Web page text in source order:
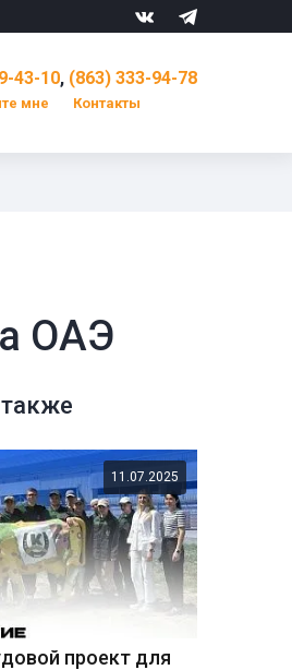
43-10, (863) 333-94-78
мне Контакты
ОАЭ
11.07.2025
проект для